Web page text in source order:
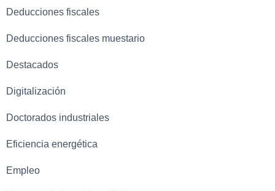
Deducciones fiscales
Deducciones fiscales muestario
Destacados
Digitalización
Doctorados industriales
Eficiencia energética
Empleo